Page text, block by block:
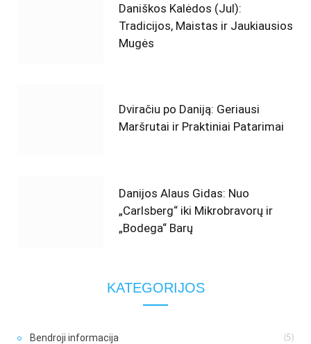
Daniškos Kalėdos (Jul):
Tradicijos, Maistas ir Jaukiausios
Mugės
Dviračiu po Daniją: Geriausi
Maršrutai ir Praktiniai Patarimai
Danijos Alaus Gidas: Nuo
„Carlsberg“ iki Mikrobravorų ir
„Bodega“ Barų
KATEGORIJOS
Bendroji informacija (5)